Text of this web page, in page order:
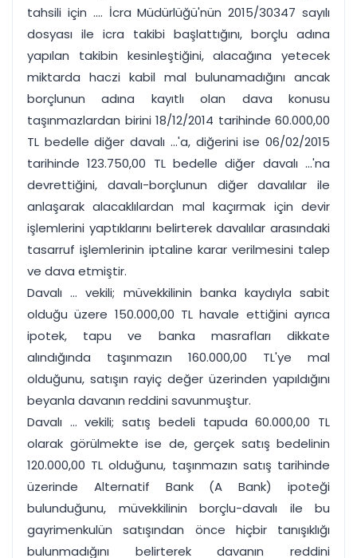
tahsili için .... İcra Müdürlüğü'nün 2015/30347 sayılı
dosyası ile icra takibi başlattığını, borçlu adına
yapılan takibin kesinleştiğini, alacağına yetecek
miktarda haczi kabil mal bulunamadığını ancak
borçlunun adına kayıtlı olan dava konusu
taşınmazlardan birini 18/12/2014 tarihinde 60.000,00
TL bedelle diğer davalı ...'a, diğerini ise 06/02/2015
tarihinde 123.750,00 TL bedelle diğer davalı ...'na
devrettiğini, davalı-borçlunun diğer davalılar ile
anlaşarak alacaklılardan mal kaçırmak için devir
işlemlerini yaptıklarını belirterek davalılar arasındaki
tasarruf işlemlerinin iptaline karar verilmesini talep
ve dava etmiştir.
Davalı ... vekili; müvekkilinin banka kaydıyla sabit
olduğu üzere 150.000,00 TL havale ettiğini ayrıca
ipotek, tapu ve banka masrafları dikkate
alındığında taşınmazın 160.000,00 TL'ye mal
olduğunu, satışın rayiç değer üzerinden yapıldığını
beyanla davanın reddini savunmuştur.
Davalı ... vekili; satış bedeli tapuda 60.000,00 TL
olarak görülmekte ise de, gerçek satış bedelinin
120.000,00 TL olduğunu, taşınmazın satış tarihinde
üzerinde Alternatif Bank (A Bank) ipoteği
bulunduğunu, müvekkilinin borçlu-davalı ile bu
gayrimenkulün satışından önce hiçbir tanışıklığı
bulunmadığını belirterek davanın reddini